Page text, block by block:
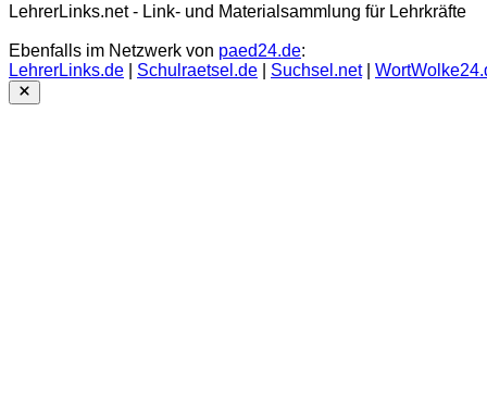
LehrerLinks.net - Link- und Materialsammlung für Lehrkräfte
Ebenfalls im Netzwerk von paed24.de:
LehrerLinks.de
Schulraetsel.de Suchsel.net|
Close